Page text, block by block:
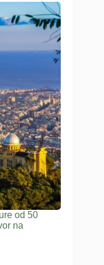
od 50
na